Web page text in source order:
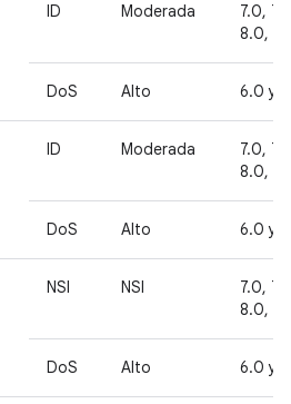
ID Moderada
7.0,
8.0, 8.1
DoS Alto 6.0 y
ID Moderada
7.0,
8.0, 8.1
DoS Alto 6.0 y
NSI NSI
7.0,
8.0, 8.1
DoS Alto 6.0 y